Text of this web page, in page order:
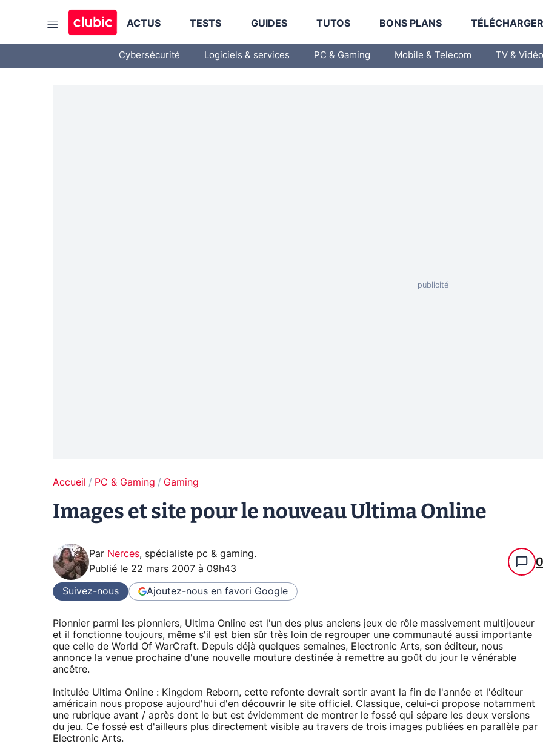
ACTUS TESTS GUIDES TUTOS BONS PLANS
Cybersécurité Logiciels & services PC & Gaming Mobile & Telecom TV & Vidéo
Accueil PC & Gaming Gaming
Images et site pour le nouveau Ultima Online
Par Nerces, spécialiste pc & gaming.
Publié le 22 mars 2007 à 09h43 0
Suivez-nous Ajoutez-nous en favori Google
Pionnier parmi les pionniers, Ultima Online est l'un des plus anciens jeux de rôle massivement multijoueur
et il fonctionne toujours, même s'il est bien sûr très loin de regrouper une communauté aussi importante
que celle de World Of WarCraft. Depuis déjà quelques semaines, Electronic Arts, son éditeur, nous
annonce la venue prochaine d'une nouvelle mouture destinée à remettre au goût du jour le vénérable
ancêtre.
Intitulée Ultima Online : Kingdom Reborn, cette refonte devrait sortir avant la fin de l'année et l'éditeur
américain nous propose aujourd'hui d'en découvrir le site officiel . Classique, celui-ci propose notamment
une rubrique avant / après dont le but est évidemment de montrer le fossé qui sépare les deux versions
du jeu. Ce fossé est d'ailleurs plus directement visible au travers de trois images publiées en parallèle par
Electronic Arts.